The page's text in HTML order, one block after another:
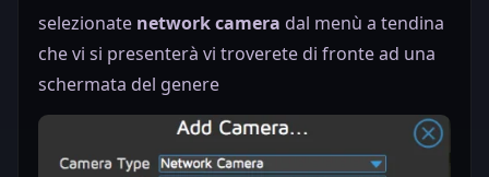
selezionate network camera dal menù a tendina
che vi si presenterà vi troverete di fronte ad una
schermata del genere